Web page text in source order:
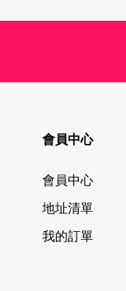
會員中心
會員中心
地址清單
我的訂單